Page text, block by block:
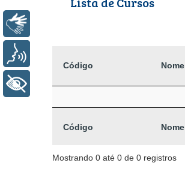
Código Nome
Código Nome
Mostrando 0 até 0 de 0 registros
+ Acessibilidade